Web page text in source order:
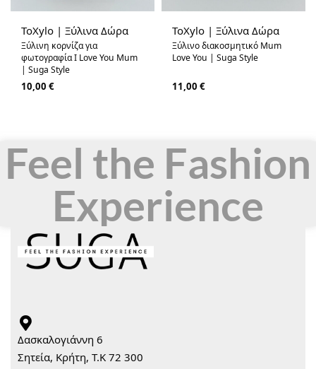
ToXylo | Ξύλινα Δώρα
Ξύλινη κορνίζα για
φωτογραφία I Love You Mum
| Suga Style
10,00 €
ToXylo | Ξύλινα Δώρα
Ξύλινο διακοσμητικό Mum
Love You | Suga Style
11,00 €
Feel the Fashion
Experience
Δασκαλογιάννη 6
Σητεία, Κρήτη, Τ.Κ 72 300